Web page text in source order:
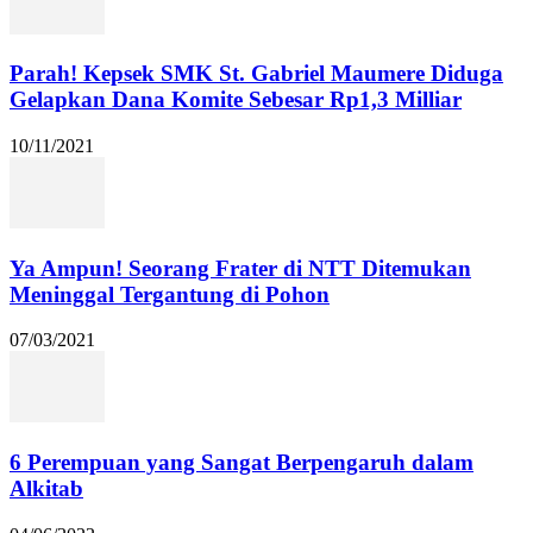
Parah! Kepsek SMK St. Gabriel Maumere Diduga
Gelapkan Dana Komite Sebesar Rp1,3 Milliar
10/11/2021
Ya Ampun! Seorang Frater di NTT Ditemukan
Meninggal Tergantung di Pohon
07/03/2021
6 Perempuan yang Sangat Berpengaruh dalam
Alkitab